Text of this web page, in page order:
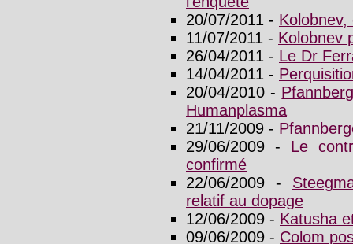
20/07/2011 -
11/07/2011 - Kolobnev
26/04/2011 - Le Dr
14/04/2011 -
20/04/2010 -
Humanplasma
21/11/2009 -
29/06/2009 - Le
confirmé
22/06/2009 -
relatif au dopage
12/06/2009 - Katusha
09/06/2009 - Colom